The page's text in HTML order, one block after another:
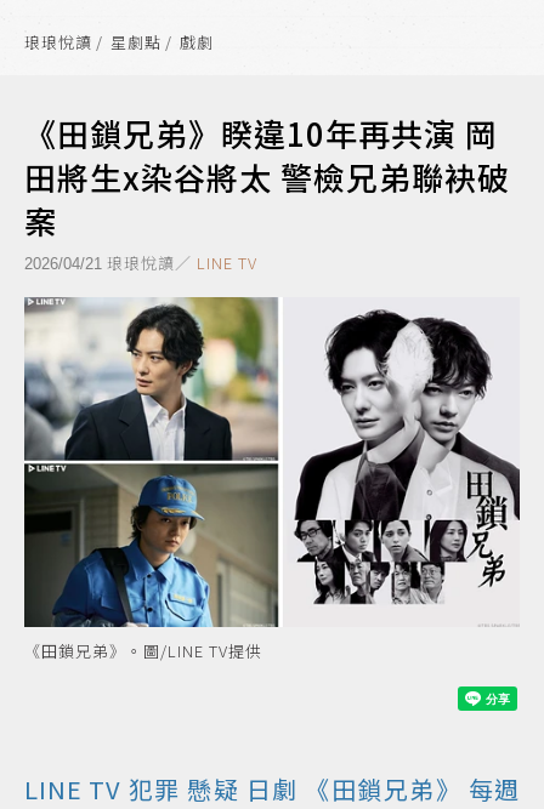
琅琅悅讀 星劇點 戲劇
《田鎖兄弟》睽違10年再共演 岡
田將生x染谷將太 警檢兄弟聯袂破
案
2026/04/21 琅琅悅讀／ LINE TV
《田鎖兄弟》。圖/LINE TV提供
LINE TV 犯罪 懸疑 日劇 《田鎖兄弟》 每週